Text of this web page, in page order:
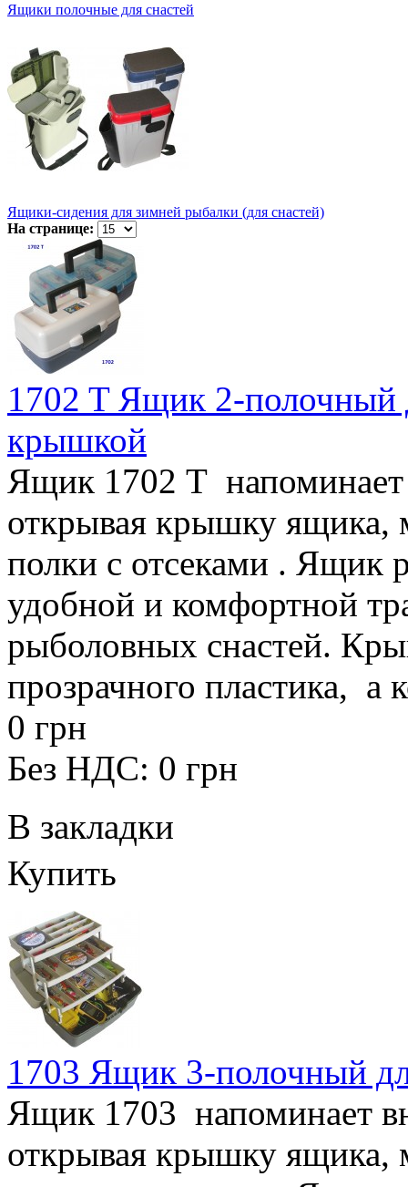
Ящики полочные для снастей
Ящики-сидения для зимней рыбалки (для снастей)
На странице:
1702 T Ящик 2-полочный
крышкой
Ящик 1702 Т
открывая крышку ящика,
полки с отсеками . Ящик
удобной и комфортной
рыболовных снастей.
прозрачного пластика, а
0 грн
Без НДС: 0 грн
В закладки
Купить
1703 Ящик 3-полочный
Ящик 1703 напоминает
открывая крышку ящика,